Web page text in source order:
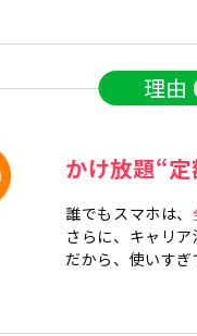
理由
かけ放題“定
誰でもスマホは、
さらに、キャリ
だから、使いすぎ